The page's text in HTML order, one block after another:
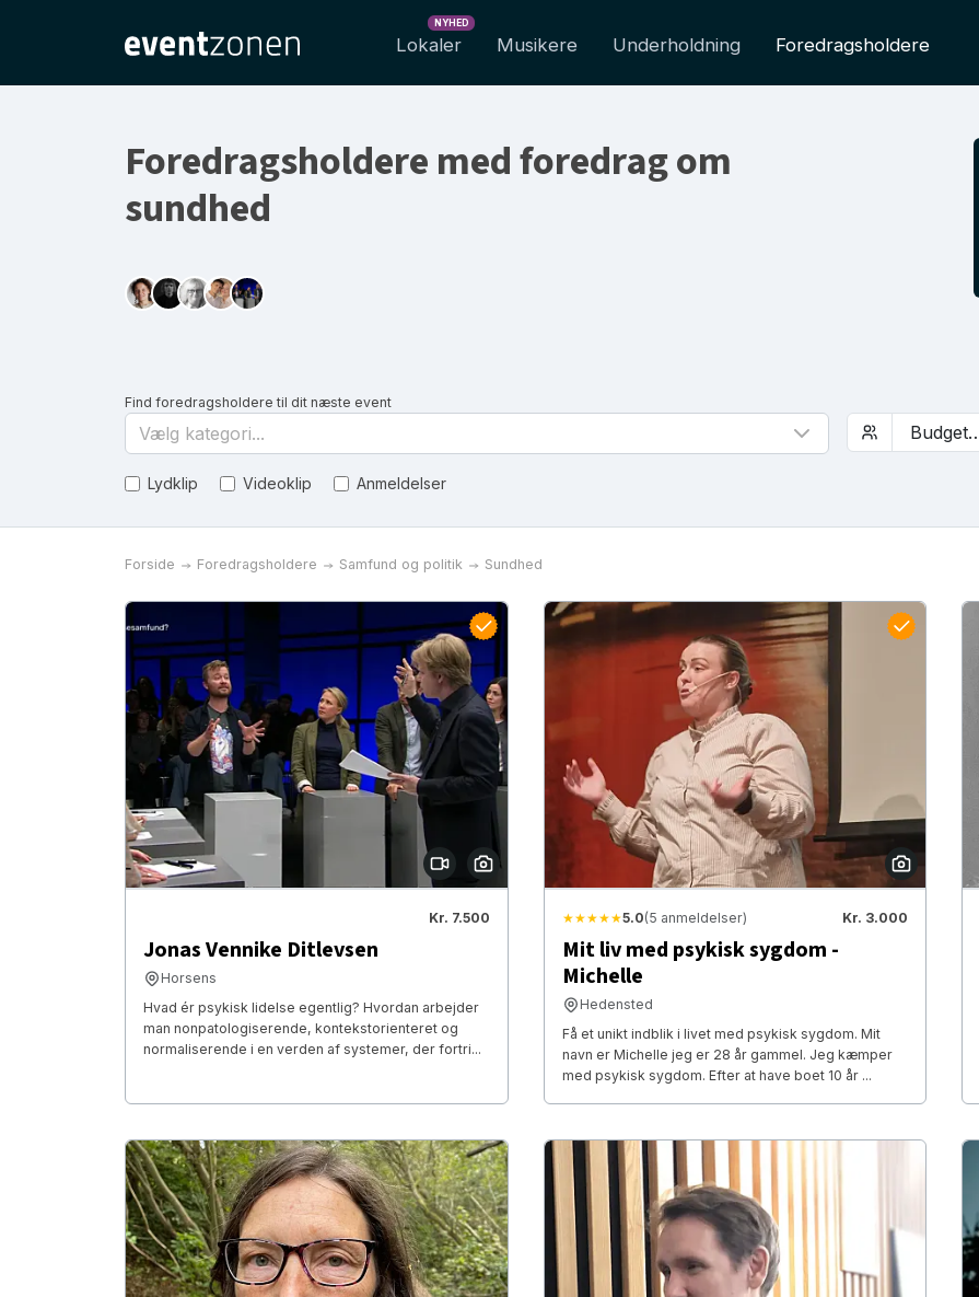
Lokaler
NYHED
Musikere Underholdning Foredragsholdere
Foredragsholdere med foredrag om
sundhed
Find foredragsholdere til dit næste event
Vælg kategori...
Lydklip Videoklip Anmeldelser
Forside Foredragsholdere Samfund og politik Sundhed
Kr. 7.500
Jonas Vennike Ditlevsen
Horsens
Hvad ér psykisk lidelse egentlig? Hvordan arbejder
man nonpatologiserende, kontekstorienteret og
normaliserende i en verden af systemer, der fortri...
★★★★★5.0(5 anmeldelser) Kr. 3.000
Mit liv med psykisk sygdom -
Michelle
Hedensted
Få et unikt indblik i livet med psykisk sygdom. Mit
navn er Michelle jeg er 28 år gammel. Jeg kæmper
med psykisk sygdom. Efter at have boet 10 år ...